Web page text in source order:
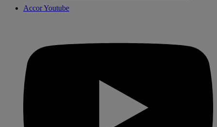
Accor Youtube